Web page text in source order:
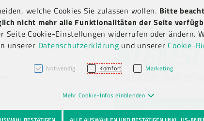
MASKEN, DIE
ZUM SHOP-
welche Cookies Sie zulassen wollen. Bitte
nicht mehr alle Funktionalitäten der Seite
Seite Cookie-Einstellungen widerrufen oder ändern.
unserer Datenschutzerklärung und unserer Cookie-
Notwendig Komfort Marketing
Mehr Cookie-Infos einblenden